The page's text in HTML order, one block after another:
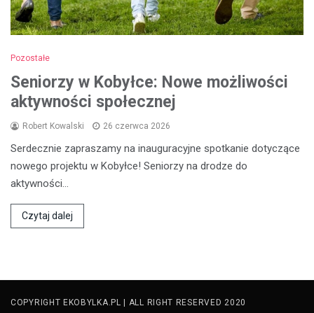
Pozostałe
Seniorzy w Kobyłce: Nowe możliwości
aktywności społecznej
Robert Kowalski 26 czerwca 2026
Serdecznie zapraszamy na inauguracyjne spotkanie dotyczące
nowego projektu w Kobyłce! Seniorzy na drodze do
aktywności…
Czytaj dalej
COPYRIGHT EKOBYLKA.PL | ALL RIGHT RESERVED 2020